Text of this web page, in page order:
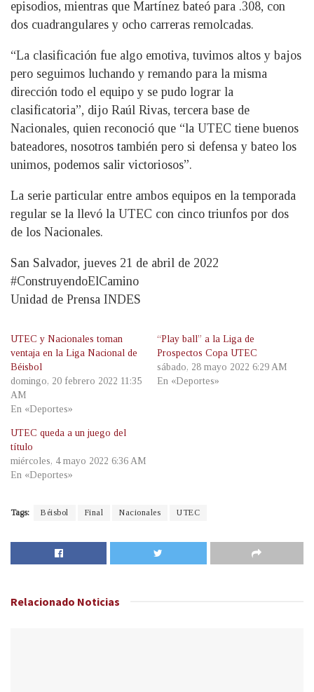
episodios, mientras que Martínez bateó para .308, con
dos cuadrangulares y ocho carreras remolcadas.
“La clasificación fue algo emotiva, tuvimos altos y bajos
pero seguimos luchando y remando para la misma
dirección todo el equipo y se pudo lograr la
clasificatoria”, dijo Raúl Rivas, tercera base de
Nacionales, quien reconoció que “la UTEC tiene buenos
bateadores, nosotros también pero si defensa y bateo los
unimos, podemos salir victoriosos”.
La serie particular entre ambos equipos en la temporada
regular se la llevó la UTEC con cinco triunfos por dos
de los Nacionales.
San Salvador, jueves 21 de abril de 2022
#ConstruyendoElCamino
Unidad de Prensa INDES
UTEC y Nacionales toman
ventaja en la Liga Nacional de
Béisbol
domingo, 20 febrero 2022 11:35
AM
En «Deportes»
“Play ball” a la Liga de
Prospectos Copa UTEC
sábado, 28 mayo 2022 6:29 AM
En «Deportes»
UTEC queda a un juego del
título
miércoles, 4 mayo 2022 6:36 AM
En «Deportes»
Tags: Béisbol Final Nacionales UTEC
Relacionado Noticias